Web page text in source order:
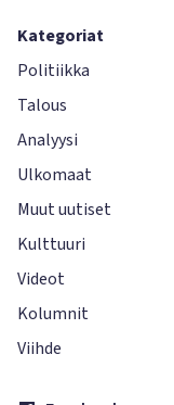
Kategoriat
Politiikka
Talous
Analyysi
Ulkomaat
Muut uutiset
Kulttuuri
Videot
Kolumnit
Viihde